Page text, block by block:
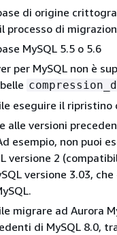
di origine
processo di
MySQL 5.5 o 5.6
per MySQL non è
eseguire il
alle versioni
esempio, non puoi
versione 2
versione 3.03,
migrare ad Aurora
di MySQL 8.0,